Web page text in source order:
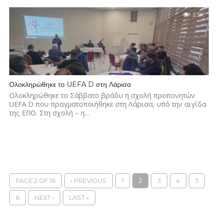
2.5K
Ολοκληρώθηκε το UEFA D στη Λάρισα
Ολοκληρώθηκε το Σάββατο βράδυ η σχολή προπονητών
UEFA D που πραγματοποιήθηκε στη Λάρισα, υπό την αιγίδα
της ΕΠΟ. Στη σχολή – η...
PAGE 2 OF 16 ‹ PREVIOUS 1 2 3 4 5
6 NEXT › LAST »